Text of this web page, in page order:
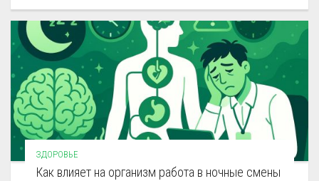
ЗДОРОВЬЕ
Как влияет на организм работа в ночные смены